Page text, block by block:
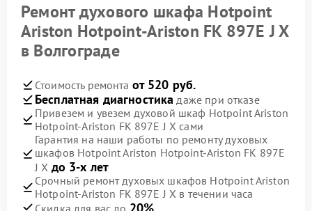
Ремонт духового шкафа Hotpoint
Ariston Hotpoint-Ariston FK 897E J X
в Волгограде
Стоимость ремонта от 520 руб.
Бесплатная диагностика даже при отказе
Привезем и увезем духовой шкаф Hotpoint Ariston
Hotpoint-Ariston FK 897E J X сами
Гарантия на наши работы по ремонту духовых
шкафов Hotpoint Ariston Hotpoint-Ariston FK 897E
J X до 3-х лет
Срочный ремонт духовых шкафов Hotpoint Ariston
Hotpoint-Ariston FK 897E J X в течении часа
Скидка для вас до